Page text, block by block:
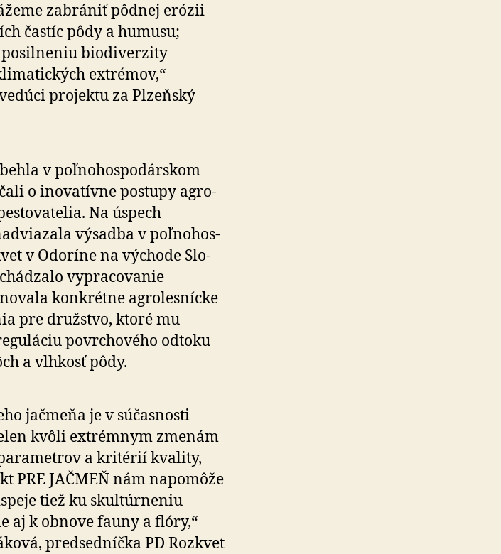
zabrániť pôdnej erózii
častíc pôdy a humusu;
po­sil­ne­niu bio­di­ver­zi­ty
extrémov,“
projektu za Plzeňský
v poľno­hos­po­dárskom
o inovatívne postupy agro­
Na úspech
výsadba v poľno­hos­
v Odoríne na vý­cho­de Slo­
vypracovanie
konkrétne agro­lesnícke
pre družstvo, ktoré mu
povrchového odtoku
a vlhkosť pôdy.
jačmeňa je v sú­čas­nosti
kvôli extrémnym zmenám
a kritérií kvality,
PRE JAČMEŇ nám napomôže
tiež ku skul­túr­neniu
aj k obnove fauny a flóry,“
predsedníčka PD Rozkvet